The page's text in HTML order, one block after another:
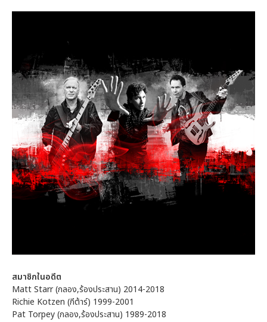
สมาชิกในอดีต
Matt Starr (กลอง,ร้องประสาน) 2014-2018
Richie Kotzen (กีต้าร์) 1999-2001
Pat Torpey (กลอง,ร้องประสาน) 1989-2018